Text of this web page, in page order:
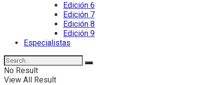
Edición 6
Edición 7
Edición 8
Edición 9
Especialistas
No Result
View All Result